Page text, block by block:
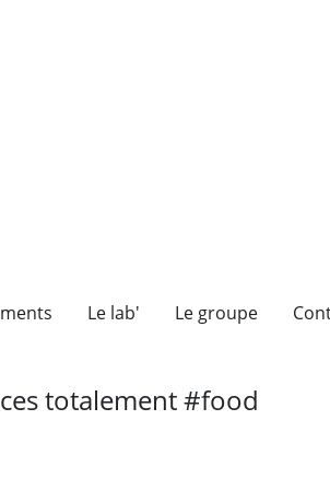
Le lab' Le groupe
totalement #food